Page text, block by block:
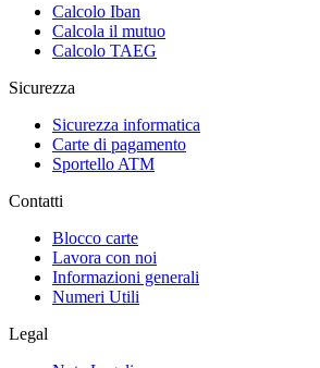
Calcolo Iban
Calcola il mutuo
Calcolo TAEG
Sicurezza
Sicurezza informatica
Carte di pagamento
Sportello ATM
Contatti
Blocco carte
Lavora con noi
Informazioni generali
Numeri Utili
Legal